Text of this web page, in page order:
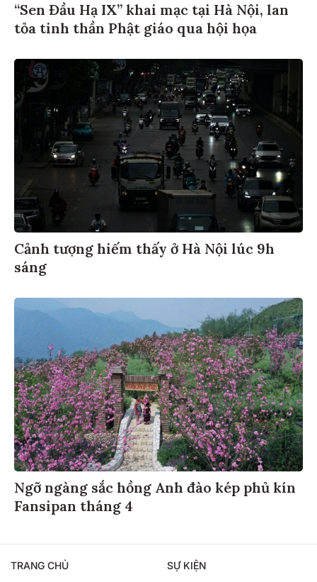
“Sen Đầu Hạ IX” khai mạc tại Hà Nội, lan
tỏa tinh thần Phật giáo qua hội họa
Cảnh tượng hiếm thấy ở Hà Nội lúc 9h
sáng
Ngỡ ngàng sắc hồng Anh đào kép phủ kín
Fansipan tháng 4
TRANG CHỦ SỰ KIỆN